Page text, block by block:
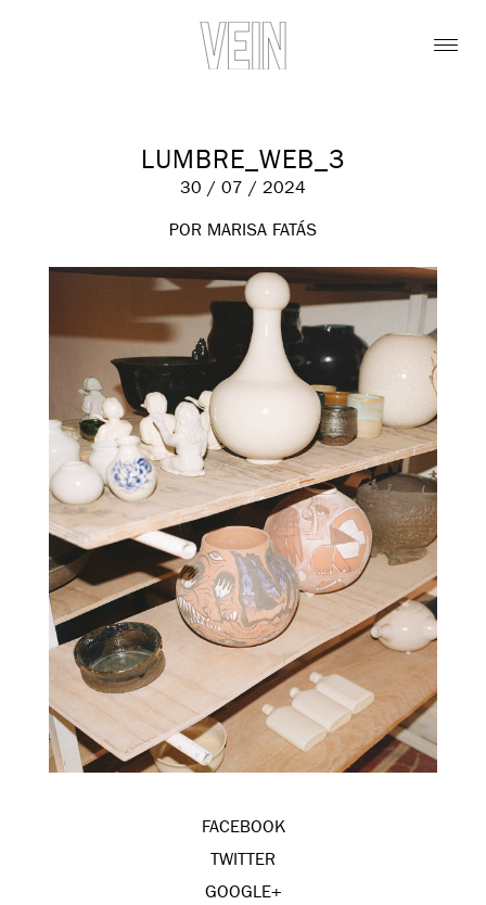
LUMBRE_WEB_3
30 / 07 / 2024
POR MARISA FATÁS
FACEBOOK
TWITTER
GOOGLE+